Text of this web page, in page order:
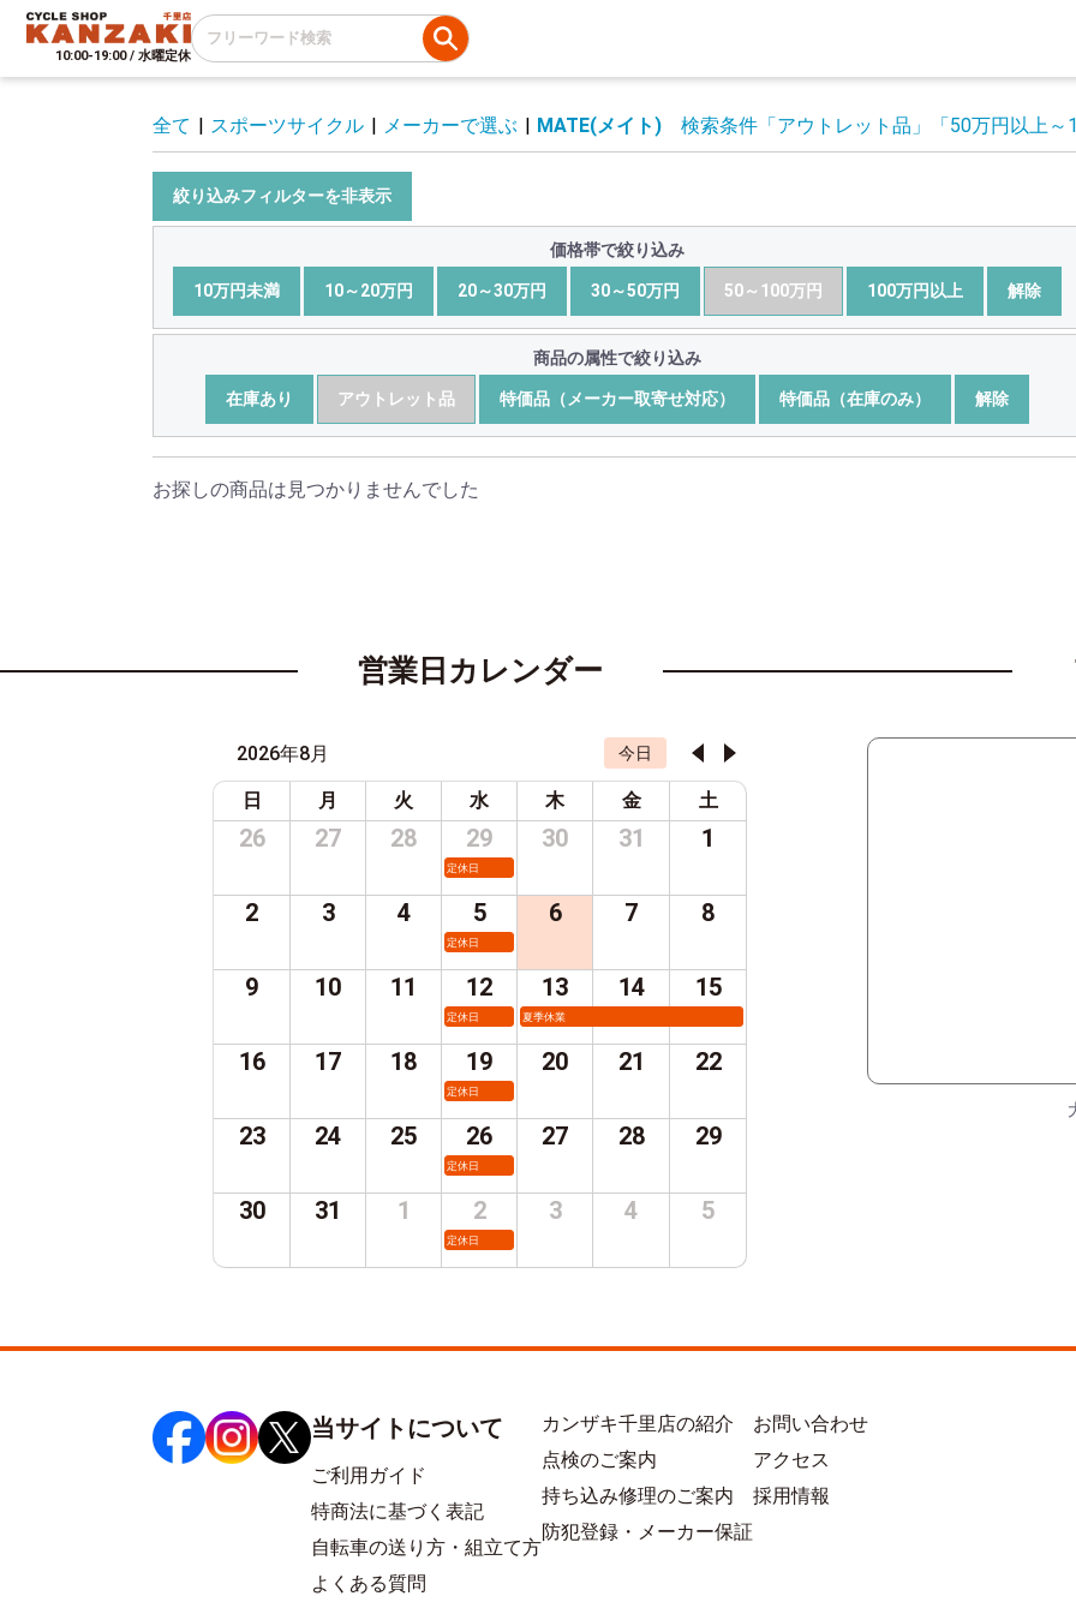
10:00-19:00 / 水曜定休
全て | スポーツサイクル | メーカーで選ぶ | MATE(メイト) 検索条件 「アウトレット品」 「50万円以上
絞り込みフィルターを非表示
価格帯で絞り込み
10万円未満 10～20万円 20～30万円 30～50万円 50～100万円 100万円以上 解除
商品の属性で絞り込み
在庫あり アウトレット品 特価品（メーカー取寄せ対応） 特価品（在庫のみ） 解除
お探しの商品は見つかりませんでした
営業日カレンダー
2026年8月 今日
日 月 火 水 木 金 土
26 27 28 29
定休日
30 31 1
2 3 4 5
定休日
6 7 8
9 10 11 12
定休日
13
夏季休業
14 15
16 17 18 19
定休日
20 21 22
23 24 25 26
定休日
27 28 29
30 31 1 2
定休日
3 4 5
当サイトについて
ご利用ガイド
特商法に基づく表記
自転車の送り方・組立て方
よくある質問
カンザキ千里店の紹介
点検のご案内
持ち込み修理のご案内
防犯登録・メーカー保証
お問い合わせ
アクセス
採用情報